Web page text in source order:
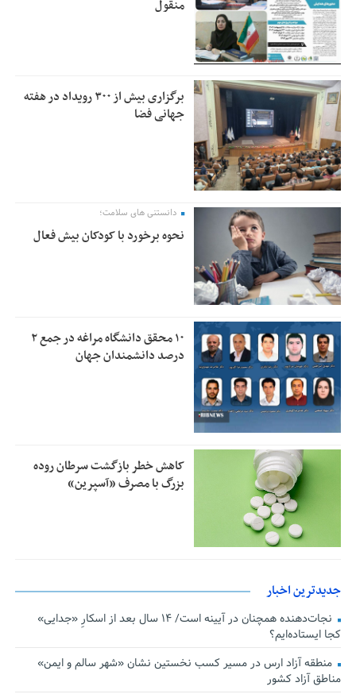
منقول
برگزاری بیش از ۳۰۰ رویداد در هفته
جهانی فضا
دانستنی های سلامت؛
نحوه برخورد با کودکان بیش فعال
۱۰ محقق دانشگاه مراغه در جمع ۲
درصد دانشمندان جهان
کاهش خطر بازگشت سرطان روده
بزرگ با مصرف «آسپرین»
جدیدترین اخبار
نجات‌دهنده‌ همچنان در آیینه است/ ۱۴ سال بعد از اسکارِ «جدایی»
کجا ایستاده‌ایم؟
منطقه آزاد ارس در مسیر کسب نخستین نشان «شهر سالم و ایمن»
مناطق آزاد کشور